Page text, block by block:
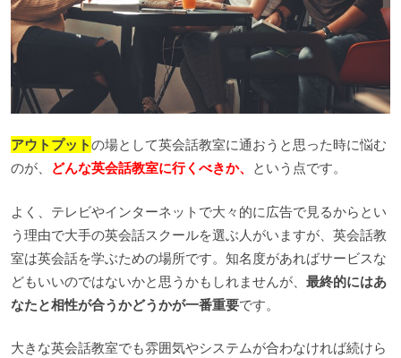
アウトプットの場として英会話教室に通おうと思った時に悩む
のが、
どんな英会話教室に行くべきか、 という点です。
よく、テレビやインターネットで大々的に広告で見るからとい
う理由で大手の英会話スクールを選ぶ人がいますが、英会話教
室は英会話を学ぶための場所です。知名度があればサービスな
どもいいのではないかと思うかもしれませんが、 最終的にはあ
なたと相性が合うかどうかが一番重要です。
大きな英会話教室でも雰囲気やシステムが合わなければ続けら